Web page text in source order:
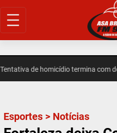
Pular
para
de homicídio termina com
Esportes > Notícias